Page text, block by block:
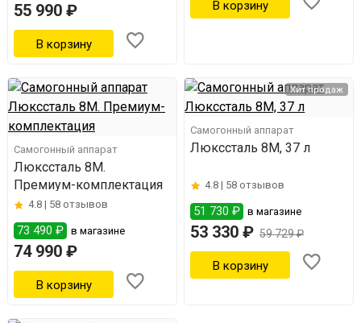
55 990 ₽
Самогонный аппарат
Люкссталь 8M.
Премиум-комплектация
4.8 | 58 отзывов
73 490 ₽ в магазине
74 990 ₽
Хит продаж
Самогонный аппарат
Люкссталь 8М, 37 л
4.8 | 58 отзывов
51 730 ₽ в магазине
53 330 ₽ 59 729 ₽